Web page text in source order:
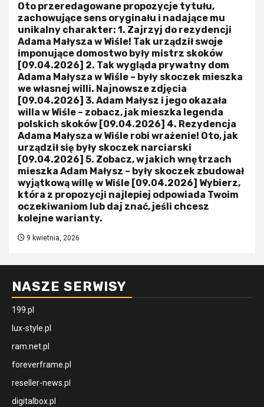
Oto przeredagowane propozycje tytułu,
zachowujące sens oryginału i nadające mu
unikalny charakter: 1. Zajrzyj do rezydencji
Adama Małysza w Wiśle! Tak urządził swoje
imponujące domostwo były mistrz skoków
[09.04.2026] 2. Tak wygląda prywatny dom
Adama Małysza w Wiśle – były skoczek mieszka
we własnej willi. Najnowsze zdjęcia
[09.04.2026] 3. Adam Małysz i jego okazała
willa w Wiśle – zobacz, jak mieszka legenda
polskich skoków [09.04.2026] 4. Rezydencja
Adama Małysza w Wiśle robi wrażenie! Oto, jak
urządził się były skoczek narciarski
[09.04.2026] 5. Zobacz, w jakich wnętrzach
mieszka Adam Małysz – były skoczek zbudował
wyjątkową willę w Wiśle [09.04.2026] Wybierz,
która z propozycji najlepiej odpowiada Twoim
oczekiwaniom lub daj znać, jeśli chcesz
kolejne warianty.
9 kwietnia, 2026
NASZE SERWISY
199.pl
lux-style.pl
ram.net.pl
foreverframe.pl
reseller-news.pl
digitalbox.pl